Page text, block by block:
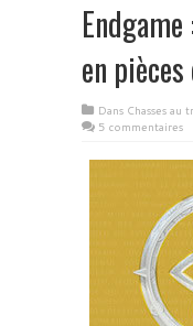
en pièces
Dans Chasses au
5 commentaires